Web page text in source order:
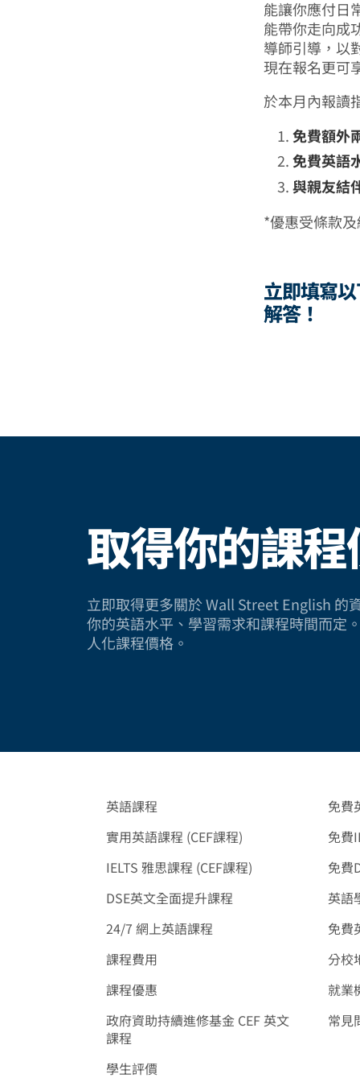
能讓你應付日
能帶你走向成
導師引導，以
現在報名更可
於本月內報讀
免費額外
免費英語
與親友結
*優惠受條款
立即填寫
解答！
取得你的課
立即取得更多關於 Wall Street English 的
你的英語水平、學習需求和課程時間而定
人化課程價格。
英語課程
實用英語課程 (CEF課程)
IELTS 雅思課程 (CEF課程)
DSE英文全面提升課程
24/7 網上英語課程
課程費用
課程優惠
政府資助持續進修基金 CEF 英文
課程
學生評價
免費
免費
免費
英語
免費
分校
就業
常見